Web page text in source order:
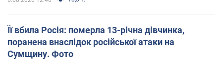
Її вбила Росія: померла 13-річна дівчинка,
поранена внаслідок російської атаки на
Сумщину. Фото